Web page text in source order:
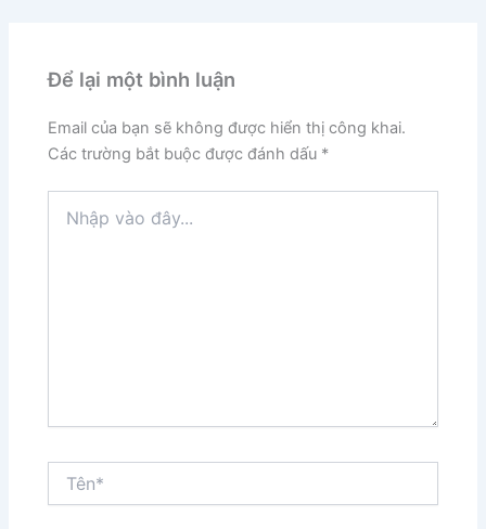
Để lại một bình luận
Email của bạn sẽ không được hiển thị công khai.
Các trường bắt buộc được đánh dấu *
vào